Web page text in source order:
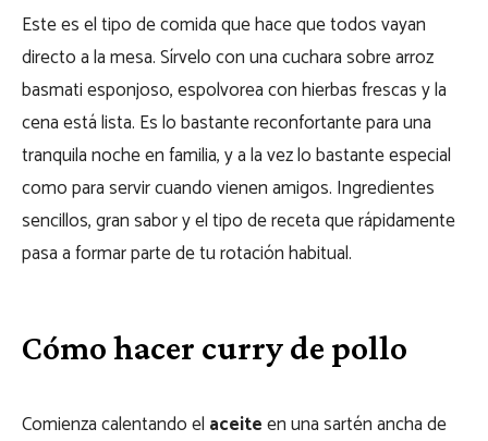
Este es el tipo de comida que hace que todos vayan
directo a la mesa. Sírvelo con una cuchara sobre arroz
basmati esponjoso, espolvorea con hierbas frescas y la
cena está lista. Es lo bastante reconfortante para una
tranquila noche en familia, y a la vez lo bastante especial
como para servir cuando vienen amigos. Ingredientes
sencillos, gran sabor y el tipo de receta que rápidamente
pasa a formar parte de tu rotación habitual.
Cómo hacer curry de pollo
Comienza calentando el aceiteen una sartén ancha de